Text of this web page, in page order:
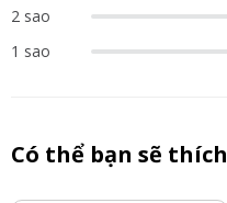
2 sao
1 sao
Có thể bạn sẽ thích